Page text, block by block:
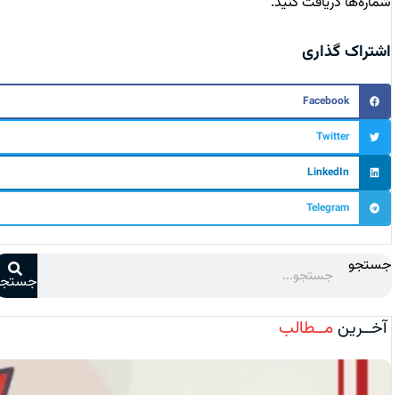
اشتراک گذاری
Facebook
Twitter
LinkedIn
Telegram
جستجو
جستجو
آخــرینمــطالب